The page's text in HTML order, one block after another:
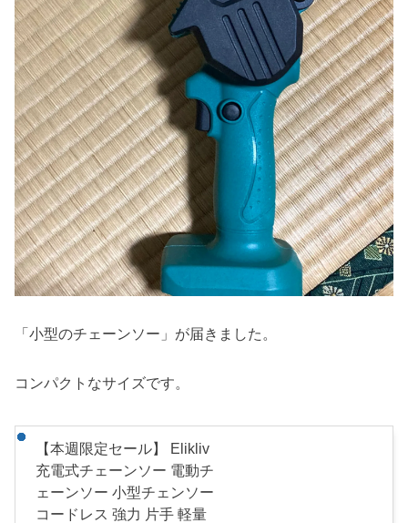
「小型のチェーンソー」が届きました。
コンパクトなサイズです。
【本週限定セール】 Elikliv
充電式チェーンソー 電動チ
ェーンソー 小型チェンソー
コードレス 強力 片手 軽量